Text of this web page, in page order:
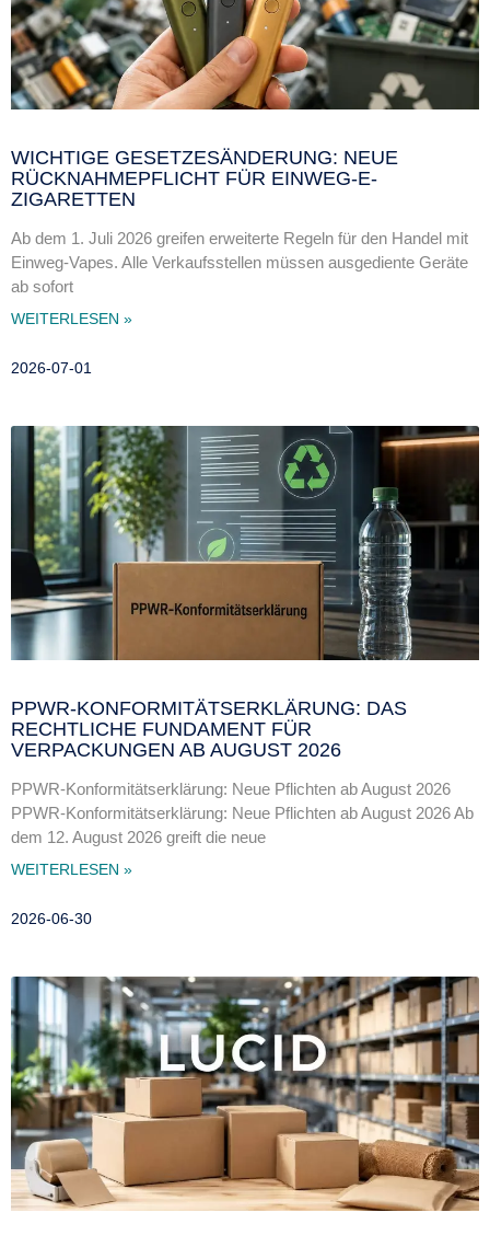
WICHTIGE GESETZESÄNDERUNG: NEUE
RÜCKNAHMEPFLICHT FÜR EINWEG-E-
ZIGARETTEN
Ab dem 1. Juli 2026 greifen erweiterte Regeln für den Handel mit
Einweg-Vapes. Alle Verkaufsstellen müssen ausgediente Geräte
ab sofort
WEITERLESEN »
2026-07-01
PPWR-KONFORMITÄTSERKLÄRUNG: DAS
RECHTLICHE FUNDAMENT FÜR
VERPACKUNGEN AB AUGUST 2026
PPWR-Konformitätserklärung: Neue Pflichten ab August 2026
PPWR-Konformitätserklärung: Neue Pflichten ab August 2026 Ab
dem 12. August 2026 greift die neue
WEITERLESEN »
2026-06-30